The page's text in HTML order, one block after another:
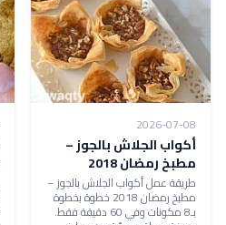
2026-07-08
أكواب الجلاش بالجوز –
مطبخ رمضان 2018
طريقة عمل أكواب الجلاش بالجوز –
مطبخ رمضان 2018 خطوة بخطوة
بـ8 مكونات وفي 60 دقيقة فقط.